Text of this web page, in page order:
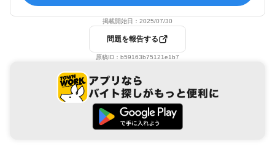
掲載開始日： 2025/07/30
問題を報告する
原稿ID： b59163b75121e1b7